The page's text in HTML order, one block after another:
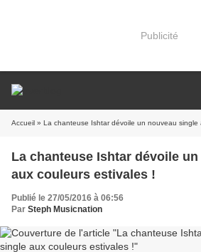
Publicité
Accueil » La chanteuse Ishtar dévoile un nouveau single
La chanteuse Ishtar dévoile
aux couleurs estivales !
Publié le 27/05/2016 à 06:56
Par Steph Musicnation